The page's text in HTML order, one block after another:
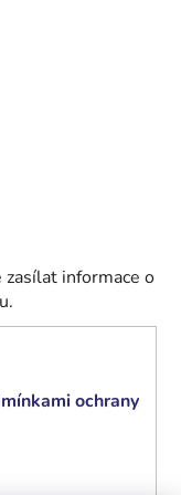
informace o
ochrany